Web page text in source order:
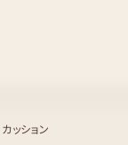
ッション